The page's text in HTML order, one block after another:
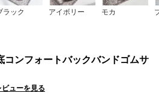
ラック アイボリー モカ
コンフォートバックバンドゴムサ
ビューを見る